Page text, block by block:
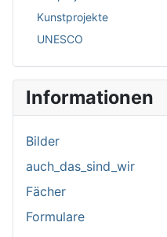
Kunstprojekte
UNESCO
Informationen
Bilder
auch_das_sind_wir
Fächer
Formulare